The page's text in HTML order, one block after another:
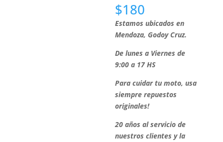
$180
Estamos ubicados en
Mendoza, Godoy Cruz.
De lunes a Viernes de
9:00 a 17 HS
Para cuidar tu moto, usa
siempre repuestos
originales!
20 años al servicio de
nuestros clientes y la